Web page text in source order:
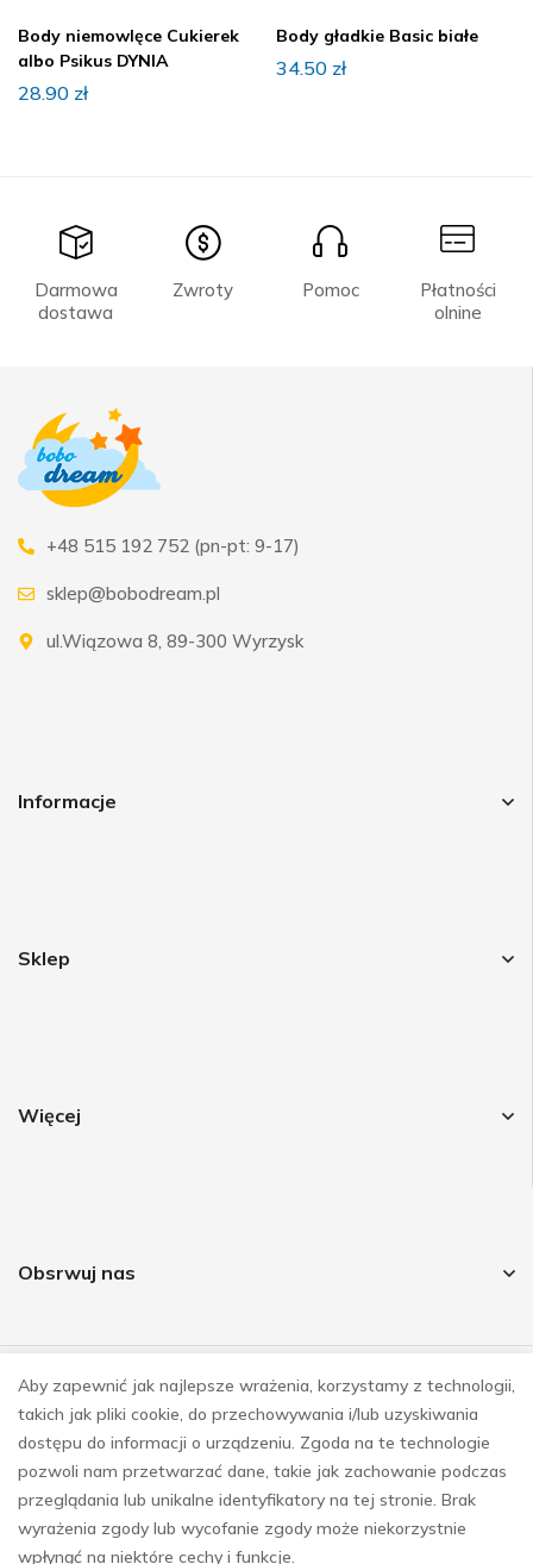
Body niemowlęce Cukierek
albo Psikus DYNIA
28.90 zł
Body gładkie Basic białe
34.50 zł
Darmowa
dostawa
Zwroty Pomoc
Płatności
olnine
+48 515 192 752 (pn-pt: 9-17)
sklep@bobodream.pl
ul.Wiązowa 8, 89-300 Wyrzysk
Informacje
Sklep
Więcej
Obsrwuj nas
© COPYRIGHT 2023
REALIZACJAE-SKLEPY INVESTNET
Aby zapewnić jak najlepsze wrażenia, korzystamy z technologii,
takich jak pliki cookie, do przechowywania i/lub uzyskiwania
dostępu do informacji o urządzeniu. Zgoda na te technologie
pozwoli nam przetwarzać dane, takie jak zachowanie podczas
przeglądania lub unikalne identyfikatory na tej stronie. Brak
wyrażenia zgody lub wycofanie zgody może niekorzystnie
wpłynąć na niektóre cechy i funkcje.